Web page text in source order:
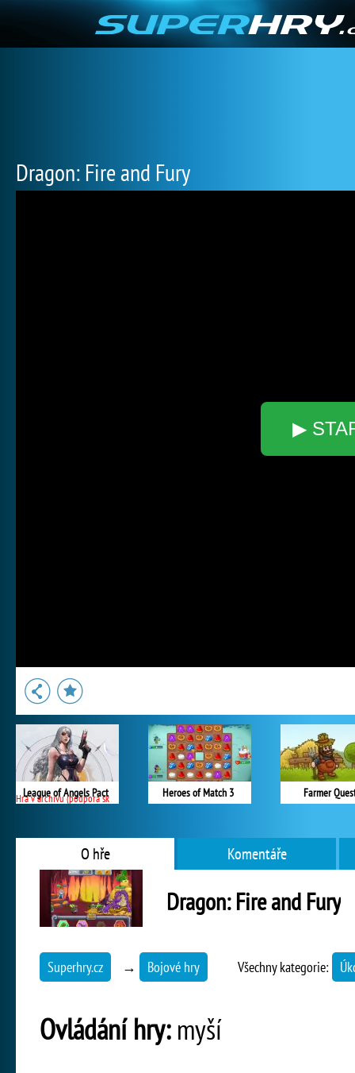
Dragon: Fire and Fury
▶
League of Angels Pact
Hra v archivu (podpora skončila) Heroes of Match 3 Farmer
O hře Komentáře
Dragon: Fire and Fury
Superhry.cz → Bojové hry Všechny kategorie:
Ovládání hry:myší